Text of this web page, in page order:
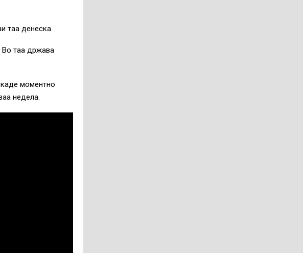
таа денеска.
Во таа држава
моментно
недела.